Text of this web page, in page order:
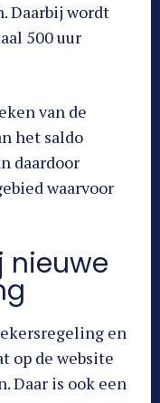
Daarbij wordt
500 uur
van de
het saldo
daardoor
waarvoor
nieuwe
en
op de website
Daar is ook een